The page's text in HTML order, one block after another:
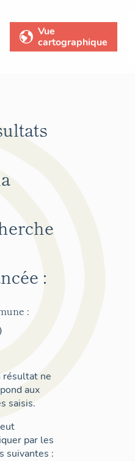
Vue
cartographique
:
:
résultat ne
aux
saisis.
par les
suivantes :